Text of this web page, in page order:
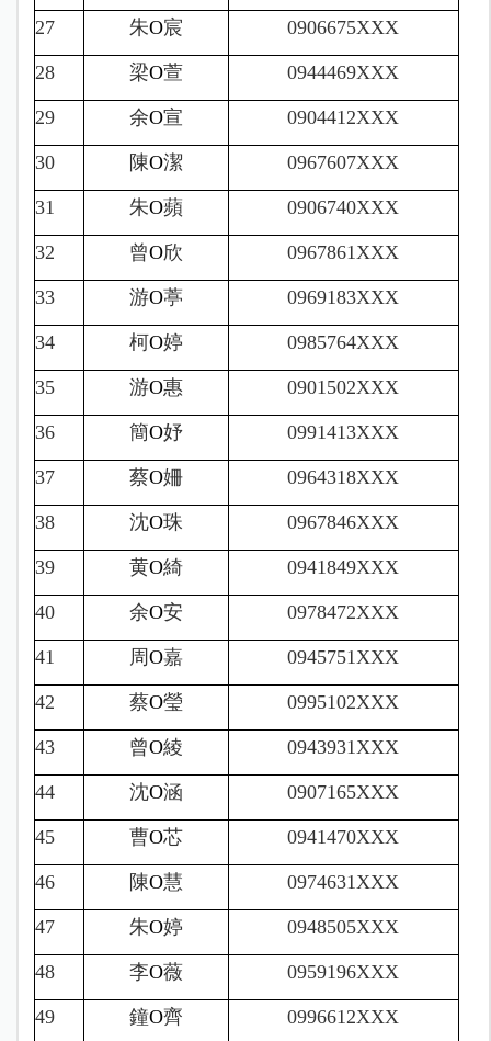
27 朱O宸 0906675XXX
28 梁O萱 0944469XXX
29 余O宣 0904412XXX
30 陳O潔 0967607XXX
31 朱O蘋 0906740XXX
32 曾O欣 0967861XXX
33 游O葶 0969183XXX
34 柯O婷 0985764XXX
35 游O惠 0901502XXX
36 簡O妤 0991413XXX
37 蔡O姍 0964318XXX
38 沈O珠 0967846XXX
39 黄O綺 0941849XXX
40 余O安 0978472XXX
41 周O嘉 0945751XXX
42 蔡O瑩 0995102XXX
43 曾O綾 0943931XXX
44 沈O涵 0907165XXX
45 曹O芯 0941470XXX
46 陳O慧 0974631XXX
47 朱O婷 0948505XXX
48 李O薇 0959196XXX
49 鐘O齊 0996612XXX